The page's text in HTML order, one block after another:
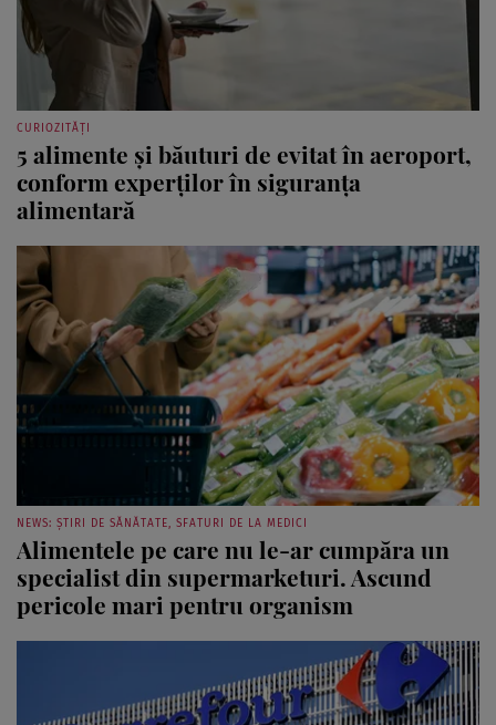
CURIOZITĂȚI
5 alimente și băuturi de evitat în aeroport,
conform experților în siguranța
alimentară
NEWS: ȘTIRI DE SĂNĂTATE, SFATURI DE LA MEDICI
Alimentele pe care nu le-ar cumpăra un
specialist din supermarketuri. Ascund
pericole mari pentru organism